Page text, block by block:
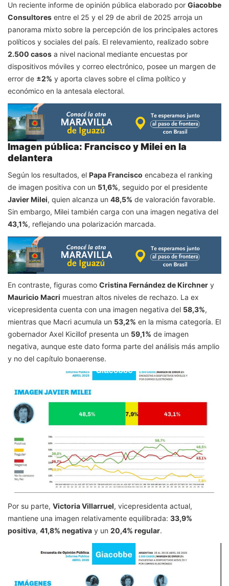
Un reciente informe de opinión pública elaborado por Giacobbe
Consultores entre el 25 y el 29 de abril de 2025 arroja un
panorama mixto sobre la percepción de los principales actores
políticos y sociales del país. El relevamiento, realizado sobre
2.500 casos a nivel nacional mediante encuestas por
dispositivos móviles y correo electrónico, posee un margen de
error de ±2% y aporta claves sobre el clima político y
económico en la antesala electoral.
Imagen pública: Francisco y Milei en la
delantera
Según los resultados, el Papa Francisco encabeza el ranking
de imagen positiva con un 51,6%, seguido por el presidente
Javier Milei, quien alcanza un 48,5% de valoración favorable.
Sin embargo, Milei también carga con una imagen negativa del
43,1%, reflejando una polarización marcada.
En contraste, figuras como Cristina Fernández de Kirchner y
Mauricio Macri muestran altos niveles de rechazo. La ex
vicepresidenta cuenta con una imagen negativa del 58,3%,
mientras que Macri acumula un 53,2% en la misma categoría. El
gobernador Axel Kicillof presenta un 59,1% de imagen
negativa, aunque este dato forma parte del análisis más amplio
y no del capítulo bonaerense.
Por su parte, Victoria Villarruel, vicepresidenta actual,
mantiene una imagen relativamente equilibrada: 33,9%
positiva, 41,8% negativa y un 20,4% regular.